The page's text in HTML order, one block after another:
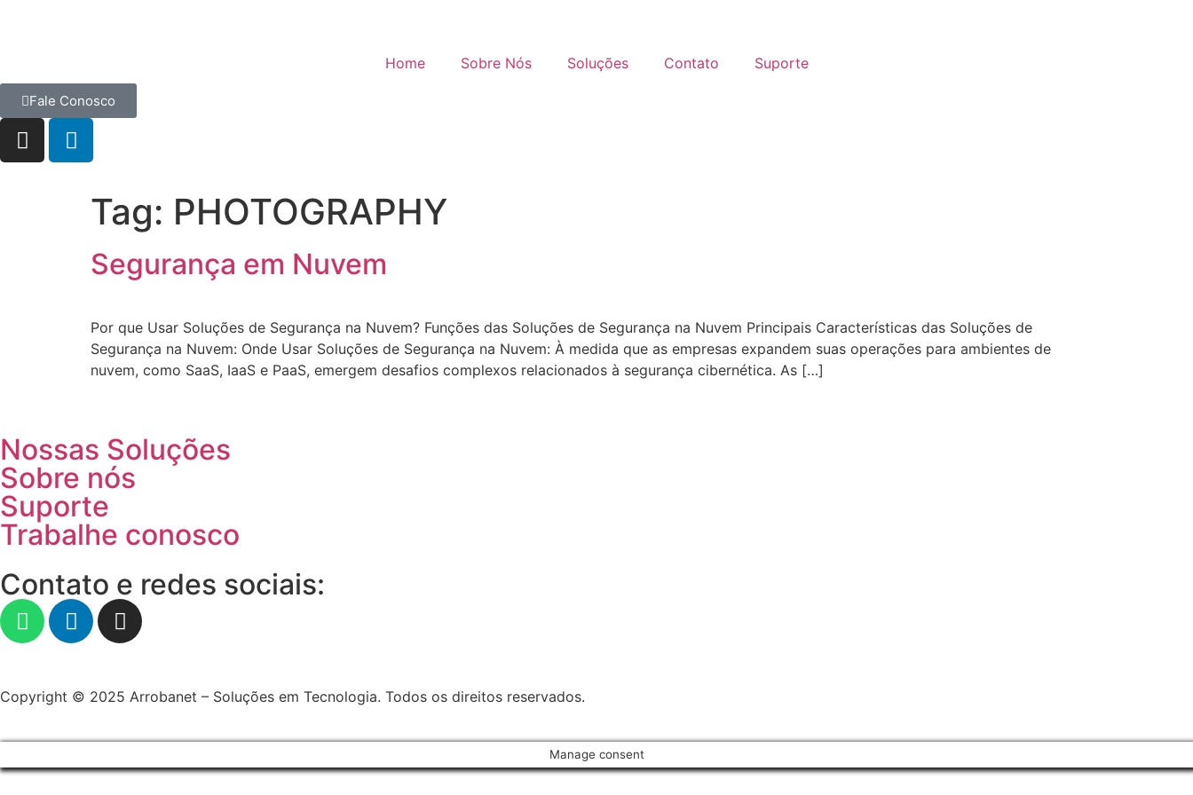
Home Sobre Nós Soluções Contato Suporte
Fale Conosco
Tag: PHOTOGRAPHY
Segurança em Nuvem
Por que Usar Soluções de Segurança na Nuvem? Funções das Soluções de Segurança na Nuvem Principais Características das Soluções de
Segurança na Nuvem: Onde Usar Soluções de Segurança na Nuvem: À medida que as empresas expandem suas operações para ambientes de
nuvem, como SaaS, IaaS e PaaS, emergem desafios complexos relacionados à segurança cibernética. As […]
Nossas Soluções
Sobre nós
Suporte
Trabalhe conosco
Contato e redes sociais:
Copyright © 2025 Arrobanet – Soluções em Tecnologia. Todos os direitos reservados.
Manage consent